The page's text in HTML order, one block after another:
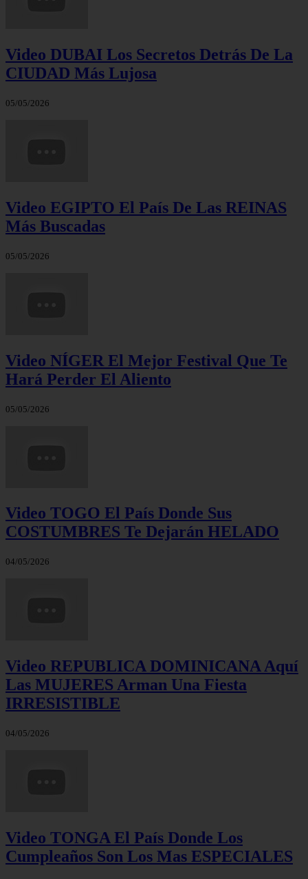
Video DUBAI Los Secretos Detrás De La
CIUDAD Más Lujosa
05/05/2026
Video EGIPTO El País De Las REINAS
Más Buscadas
05/05/2026
Video NÍGER El Mejor Festival Que Te
Hará Perder El Aliento
05/05/2026
Video TOGO El País Donde Sus
COSTUMBRES Te Dejarán HELADO
04/05/2026
Video REPUBLICA DOMINICANA Aquí
Las MUJERES Arman Una Fiesta
IRRESISTIBLE
04/05/2026
Video TONGA El País Donde Los
Cumpleaños Son Los Mas ESPECIALES